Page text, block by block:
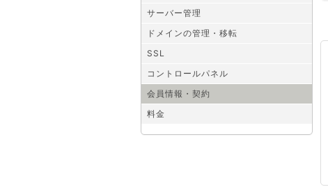
サーバー管理
ドメインの管理・移転
SSL
コントロールパネル
会員情報・契約
料金